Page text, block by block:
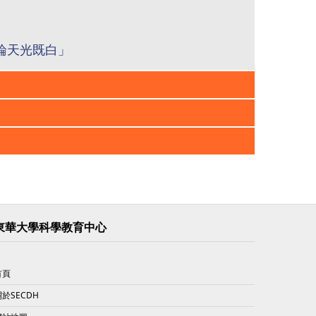
光既白」
華大學科學教育中心
頁
SECDH